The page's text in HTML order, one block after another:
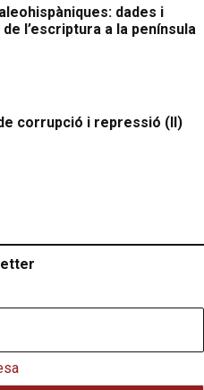
dades i
l’escriptura a la península
corrupció i repressió (II)